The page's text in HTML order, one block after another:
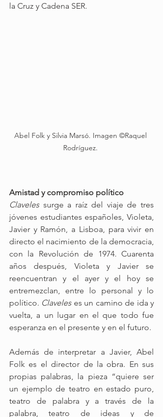
la Cruz y Cadena SER.
Abel Folk y Silvia Marsó. Imagen ©Raquel
Rodríguez.
Amistad y compromiso político
Claveles surge a raíz del viaje de tres
jóvenes estudiantes españoles, Violeta,
Javier y Ramón, a Lisboa, para vivir en
directo el nacimiento de la democracia,
con la Revolución de 1974. Cuarenta
años después, Violeta y Javier se
reencuentran y el ayer y el hoy se
entremezclan, entre lo personal y lo
político. Claveles es un camino de ida y
vuelta, a un lugar en el que todo fue
esperanza en el presente y en el futuro.
Además de interpretar a Javier, Abel
Folk es el director de la obra. En sus
propias palabras, la pieza “quiere ser
un ejemplo de teatro en estado puro,
teatro de palabra y a través de la
palabra, teatro de ideas y de